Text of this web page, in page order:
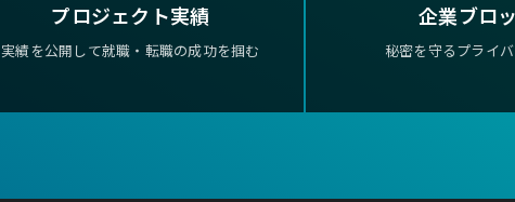
プロジェクト実績
実績を公開して就職・転職の成功を掴む
企業ブロ
秘密を守るプライ